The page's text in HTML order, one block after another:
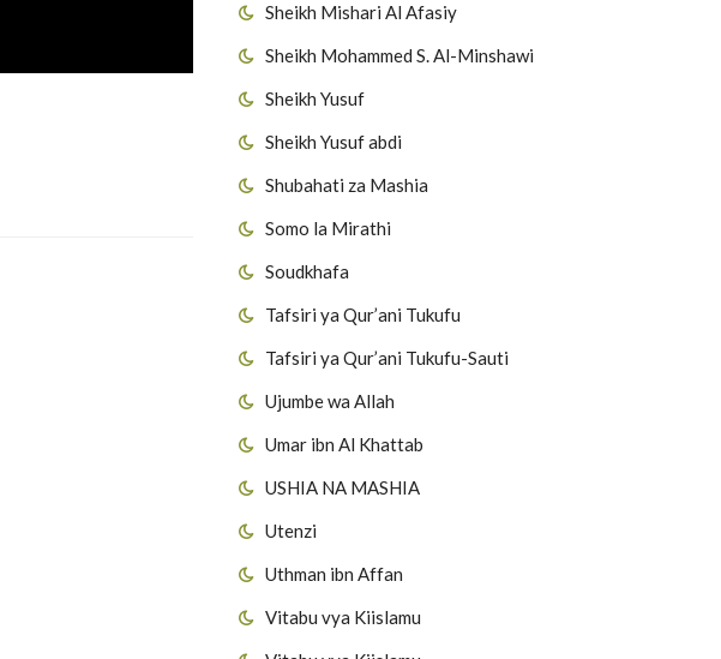
Sheikh Mishari Al Afasiy
Sheikh Mohammed S. Al-Minshawi
Sheikh Yusuf
Sheikh Yusuf abdi
Shubahati za Mashia
Somo la Mirathi
Soudkhafa
Tafsiri ya Qur’ani Tukufu
Tafsiri ya Qur’ani Tukufu-Sauti
Ujumbe wa Allah
Umar ibn Al Khattab
USHIA NA MASHIA
Utenzi
Uthman ibn Affan
Vitabu vya Kiislamu